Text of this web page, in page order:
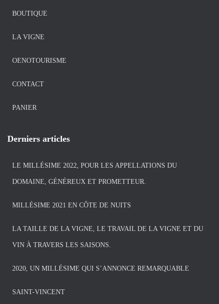
BOUTIQUE
LA VIGNE
OENOTOURISME
CONTACT
PANIER
Derniers articles
LE MILLÉSIME 2022, POUR LES APPELLATIONS DU
DOMAINE, GÉNÉREUX ET PROMETTEUR.
MILLÉSIME 2021 EN CÔTE DE NUITS
LA TAILLE DE LA VIGNE, LE TRAVAIL DE LA VIGNE ET DU
VIN À TRAVERS LES SAISONS.
2020, UN MILLÉSIME QUI S’ANNONCE REMARQUABLE
SAINT-VINCENT